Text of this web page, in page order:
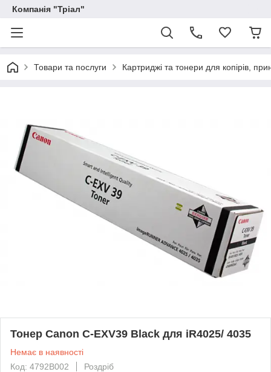
Компанія "Тріал"
Товари та послуги Картриджі та тонери для копірів,
Тонер Canon C-EXV39 Black для iR4025/ 4035
Немає в наявності
Код: 4792B002
Роздріб